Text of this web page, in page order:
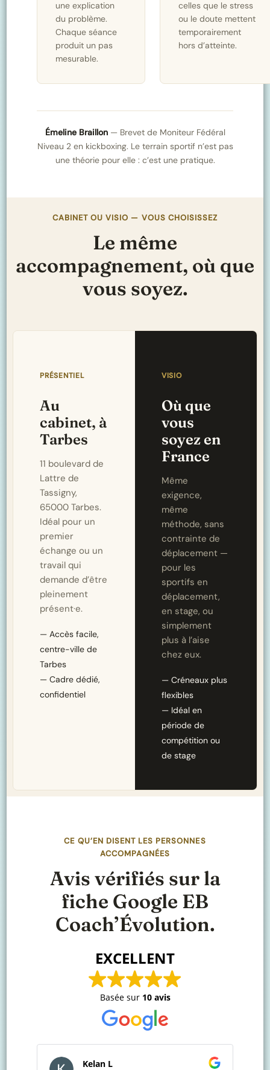
une explication
du problème.
Chaque séance
produit un pas
mesurable.
celles que le stress
ou le doute mettent
temporairement
hors d’atteinte.
Émeline Braillon— Brevet de Moniteur Fédéral
Niveau 2 en kickboxing. Le terrain sportif n’est pas
une théorie pour elle : c’est une pratique.
CABINET OU VISIO — VOUS CHOISISSEZ
Le même
accompagnement, où que
vous soyez.
PRÉSENTIEL
Au
cabinet, à
Tarbes
11 boulevard de
Lattre de
Tassigny,
65000 Tarbes.
Idéal pour un
premier
échange ou un
travail qui
demande d’être
pleinement
présent·e.
— Accès facile,
centre-ville de
Tarbes
— Cadre dédié,
confidentiel
VISIO
Où que
vous
soyez en
France
Même
exigence,
même
méthode, sans
contrainte de
déplacement —
pour les
sportifs en
déplacement,
en stage, ou
simplement
plus à l’aise
chez eux.
— Créneaux plus
flexibles
— Idéal en
période de
compétition ou
de stage
CE QU’EN DISENT LES PERSONNES
ACCOMPAGNÉES
Avis vérifiés sur la
fiche Google EB
Coach’Évolution.
EXCELLENT
Basée sur 10 avis
Kelan L